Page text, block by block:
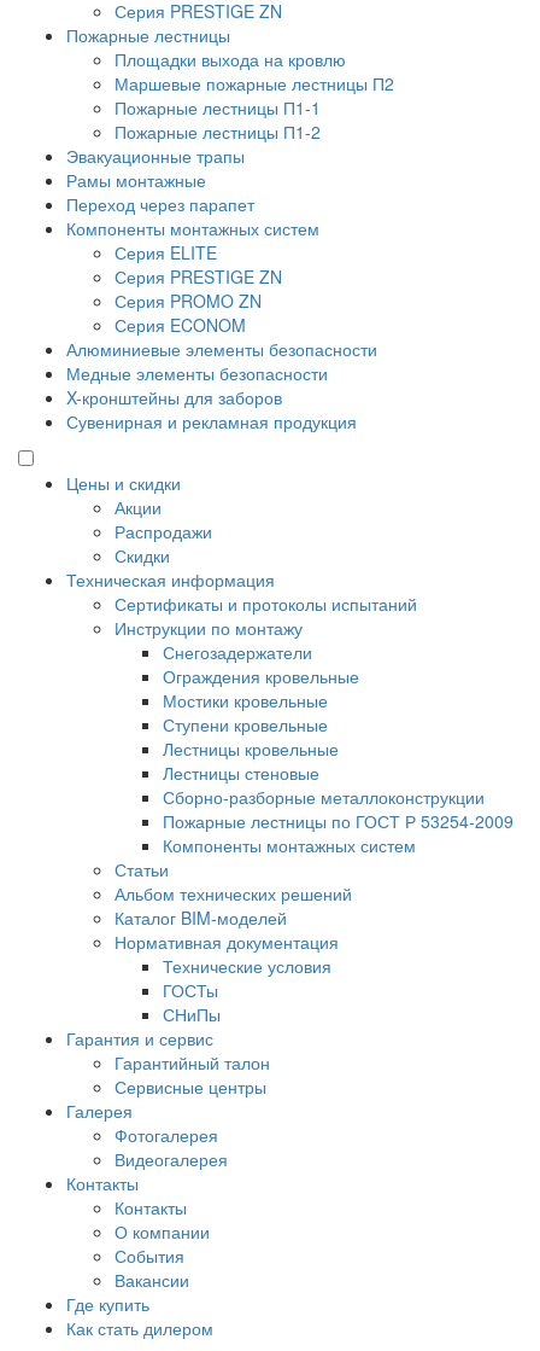
Серия PRESTIGE ZN
Пожарные лестницы
Площадки выхода на кровлю
Маршевые пожарные лестницы П2
Пожарные лестницы П1-1
Пожарные лестницы П1-2
Эвакуационные трапы
Рамы монтажные
Переход через парапет
Компоненты монтажных систем
Серия ELITE
Серия PRESTIGE ZN
Серия PROMO ZN
Серия ECONOM
Алюминиевые элементы безопасности
Медные элементы безопасности
X-кронштейны для заборов
Сувенирная и рекламная продукция
Цены и скидки
Акции
Распродажи
Скидки
Техническая информация
Сертификаты и протоколы испытаний
Инструкции по монтажу
Снегозадержатели
Ограждения кровельные
Мостики кровельные
Ступени кровельные
Лестницы кровельные
Лестницы стеновые
Сборно-разборные металлоконструкции
Пожарные лестницы по ГОСТ Р 53254-2009
Компоненты монтажных систем
Статьи
Альбом технических решений
Каталог BIM-моделей
Нормативная документация
Технические условия
ГОСТы
СНиПы
Гарантия и сервис
Гарантийный талон
Сервисные центры
Галерея
Фотогалерея
Видеогалерея
Контакты
Контакты
О компании
События
Вакансии
Где купить
Как стать дилером